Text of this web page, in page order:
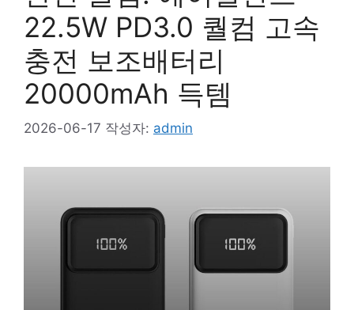
22.5W PD3.0 퀄컴 고속
충전 보조배터리
20000mAh 득템
2026-06-17 작성자: admin